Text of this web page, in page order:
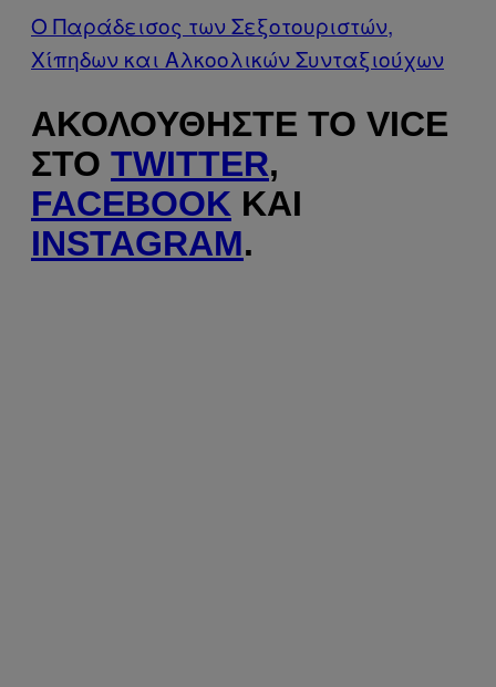
Ο Παράδεισος των Σεξοτουριστών,
Χίπηδων και Αλκοολικών Συνταξιούχων
ΑΚΟΛΟΥΘΉΣΤΕ ΤΟ VICE
ΣΤΟ TWITTER,
FACEBOOK ΚΑΙ
INSTAGRAM.